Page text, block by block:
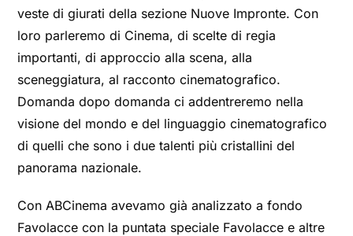
veste di giurati della sezione Nuove Impronte. Con
loro parleremo di Cinema, di scelte di regia
importanti, di approccio alla scena, alla
sceneggiatura, al racconto cinematografico.
Domanda dopo domanda ci addentreremo nella
visione del mondo e del linguaggio cinematografico
di quelli che sono i due talenti più cristallini del
panorama nazionale.
Con ABCinema avevamo già analizzato a fondo
Favolacce con la puntata speciale Favolacce e altre